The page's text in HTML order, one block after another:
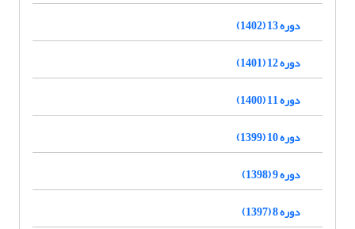
دوره 13 (1402)
دوره 12 (1401)
دوره 11 (1400)
دوره 10 (1399)
دوره 9 (1398)
دوره 8 (1397)